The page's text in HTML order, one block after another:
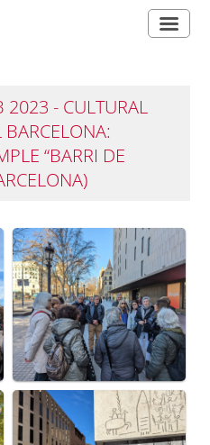
2023 - CULTURAL
“BARRI DE